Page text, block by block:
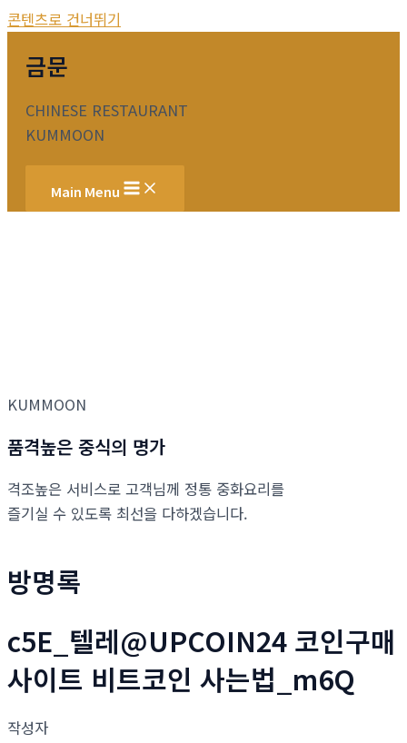
콘텐츠로 건너뛰기
금문
CHINESE RESTAURANT
KUMMOON
Main Menu
KUMMOON
품격높은 중식의 명가
격조높은 서비스로 고객님께 정통 중화요리를
즐기실 수 있도록 최선을 다하겠습니다.
방명록
c5E_텔레@UPCOIN24 코인구매
사이트 비트코인 사는법_m6Q
작성자